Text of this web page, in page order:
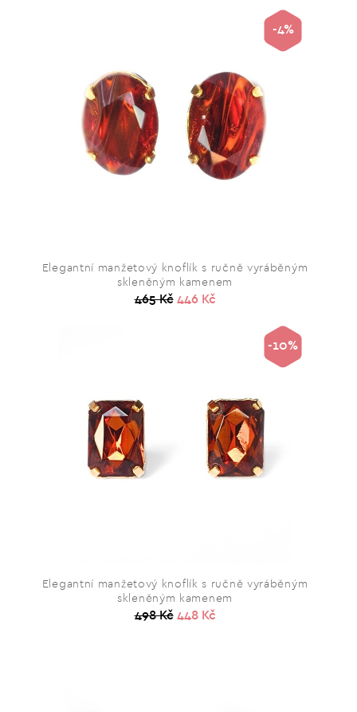
Elegantní manžetový knoflík s ručně vyráběným
skleněným kamenem
465 Kč 446 Kč
-4%
Elegantní manžetový knoflík s ručně vyráběným
skleněným kamenem
498 Kč 448 Kč
-10%